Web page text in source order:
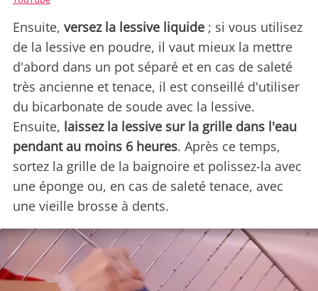
Ensuite, versez la lessive liquide ; si vous utilisez
de la lessive en poudre, il vaut mieux la mettre
d'abord dans un pot séparé et en cas de saleté
très ancienne et tenace, il est conseillé d'utiliser
du bicarbonate de soude avec la lessive.
Ensuite, laissez la lessive sur la grille dans l'eau
pendant au moins 6 heures. Après ce temps,
sortez la grille de la baignoire et polissez-la avec
une éponge ou, en cas de saleté tenace, avec
une vieille brosse à dents.